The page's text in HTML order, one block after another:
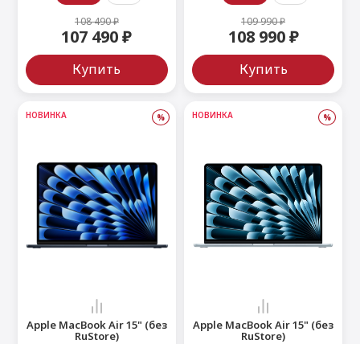
108 490 ₽
107 490 ₽
Купить
109 990 ₽
108 990 ₽
Купить
НОВИНКА %
Apple MacBook Air 15" (без
RuStore)
НОВИНКА %
Apple MacBook Air 15" (без
RuStore)